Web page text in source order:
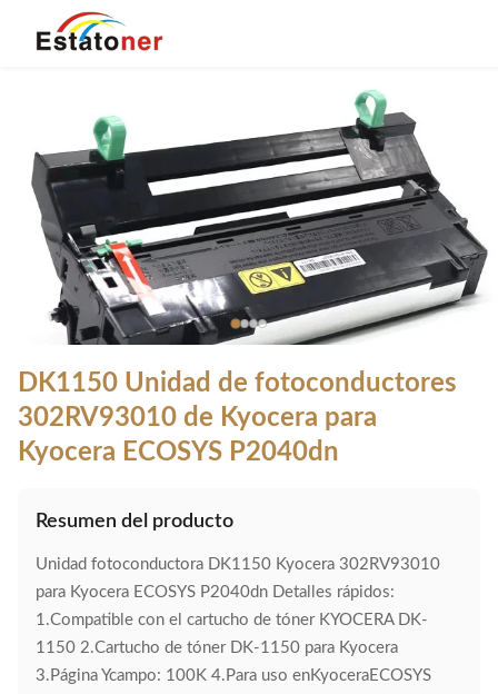
DK1150 Unidad de fotoconductores
302RV93010 de Kyocera para
Kyocera ECOSYS P2040dn
Resumen del producto
Unidad fotoconductora DK1150 Kyocera 302RV93010
para Kyocera ECOSYS P2040dn Detalles rápidos:
1.Compatible con el cartucho de tóner KYOCERA DK-
1150 2.Cartucho de tóner DK-1150 para Kyocera
3.Página Ycampo: 100K 4.Para uso enKyoceraECOSYS